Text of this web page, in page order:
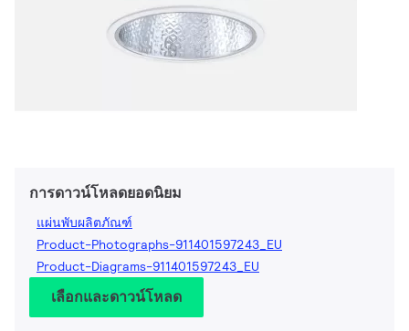
การดาวน์โหลดยอดนิยม
แผ่นพับผลิตภัณฑ์
Product-Photographs-911401597243_EU
Product-Diagrams-911401597243_EU
เลือกและดาวน์โหลด